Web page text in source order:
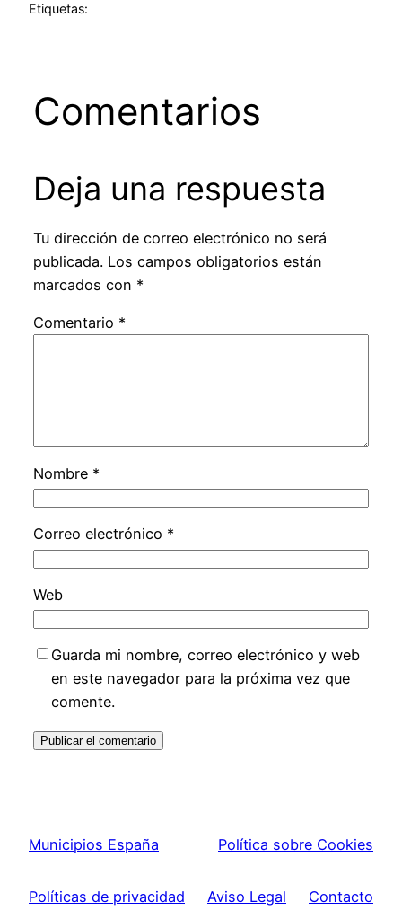
Etiquetas:
Comentarios
Deja una respuesta
Tu dirección de correo electrónico no será
publicada. Los campos obligatorios están
marcados con *
Comentario *
Nombre *
Correo electrónico *
Web
Guarda mi nombre, correo electrónico y web
en este navegador para la próxima vez que
comente.
Municipios España Política sobre Cookies
Políticas de privacidad Aviso Legal Contacto